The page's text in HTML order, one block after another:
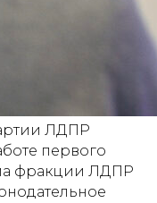
ЛДПР
первого
фракции ЛДПР